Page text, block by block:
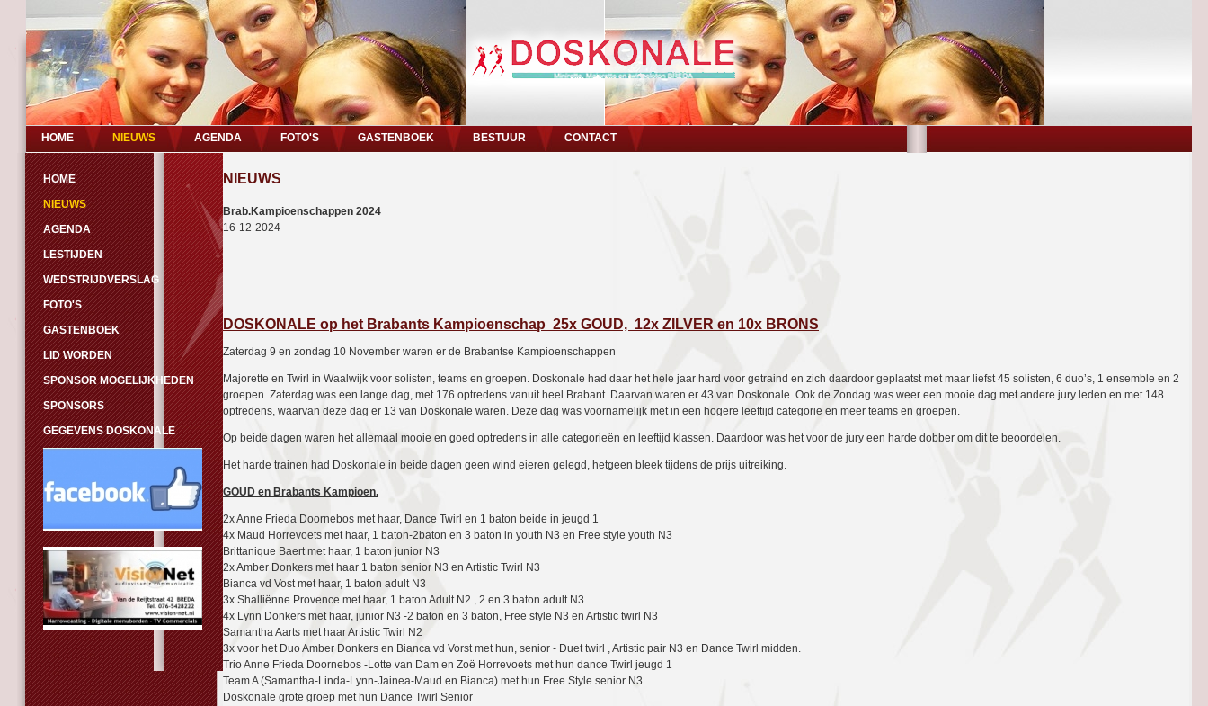
HOME NIEUWS AGENDA FOTO'S GASTENBOEK BESTUUR CONTACT
HOME
NIEUWS
AGENDA
LESTIJDEN
WEDSTRIJDVERSLAG
FOTO'S
GASTENBOEK
LID WORDEN
SPONSOR MOGELIJKHEDEN
SPONSORS
GEGEVENS DOSKONALE
NIEUWS
Brab.Kampioenschappen 2024
16-12-2024
DOSKONALE op het Brabants Kampioenschap 25x GOUD, 12x ZILVER en 10x BRONS
Zaterdag 9 en zondag 10 November waren er de Brabantse Kampioenschappen
Majorette en Twirl in Waalwijk voor solisten, teams en groepen. Doskonale had daar het hele jaar hard voor getraind en zich daardoor geplaatst met maar liefst 45 solisten, 6 duo’s, 1 ensemble en 2
groepen. Zaterdag was een lange dag, met 176 optredens vanuit heel Brabant. Daarvan waren er 43 van Doskonale. Ook de Zondag was weer een mooie dag met andere jury leden en met 148
optredens, waarvan deze dag er 13 van Doskonale waren. Deze dag was voornamelijk met in een hogere leeftijd categorie en meer teams en groepen.
Op beide dagen waren het allemaal mooie en goed optredens in alle categorieën en leeftijd klassen. Daardoor was het voor de jury een harde dobber om dit te beoordelen.
Het harde trainen had Doskonale in beide dagen geen wind eieren gelegd, hetgeen bleek tijdens de prijs uitreiking.
GOUD en Brabants Kampioen.
2x Anne Frieda Doornebos met haar, Dance Twirl en 1 baton beide in jeugd 1
4x Maud Horrevoets met haar, 1 baton-2baton en 3 baton in youth N3 en Free style youth N3
Brittanique Baert met haar, 1 baton junior N3
2x Amber Donkers met haar 1 baton senior N3 en Artistic Twirl N3
Bianca vd Vost met haar, 1 baton adult N3
3x Shalliënne Provence met haar, 1 baton Adult N2 , 2 en 3 baton adult N3
4x Lynn Donkers met haar, junior N3 -2 baton en 3 baton, Free style N3 en Artistic twirl N3
Samantha Aarts met haar Artistic Twirl N2
3x voor het Duo Amber Donkers en Bianca vd Vorst met hun, senior - Duet twirl , Artistic pair N3 en Dance Twirl midden.
Trio Anne Frieda Doornebos -Lotte van Dam en Zoë Horrevoets met hun dance Twirl jeugd 1
Team A (Samantha-Linda-Lynn-Jainea-Maud en Bianca) met hun Free Style senior N3
Doskonale grote groep met hun Dance Twirl Senior